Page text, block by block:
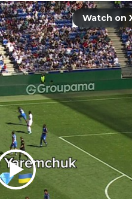
Watch on